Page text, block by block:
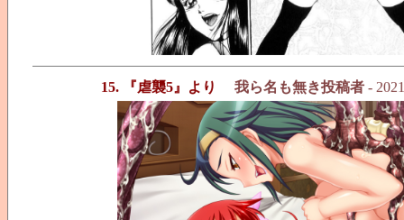
15. 『虐襲5』より 我ら名も無き投稿者 -